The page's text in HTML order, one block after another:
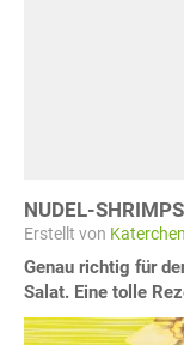
NUDEL-
Erstellt von Katerchen
Genau richtig für
Salat. Eine tolle